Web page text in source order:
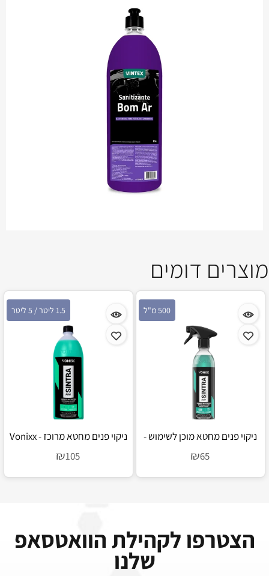
מוצרים דומים
500 מ"ל
ניקוי פנים מחטא מוכן לשימוש -
₪65
1.5 ליטר / 5 ליטר
ניקוי פנים מחטא מרוכז - Vonixx
₪105
הצטרפו לקהילת הוואטסאפ
שלנו